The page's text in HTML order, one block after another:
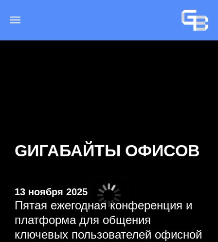
GИГАБАЙТЫ ОФИСОВ
13 ноября 2025
Пятая ежегодная конференция и
платформа для общения
ключевых пользователей офисной